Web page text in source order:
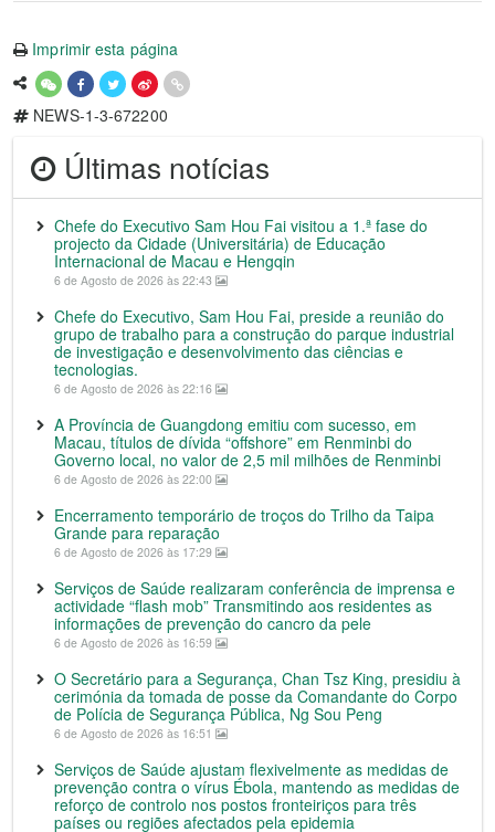
Imprimir esta página
NEWS-1-3-672200
Últimas notícias
Chefe do Executivo Sam Hou Fai visitou a 1.ª fase do
projecto da Cidade (Universitária) de Educação
Internacional de Macau e Hengqin
6 de Agosto de 2026 às 22:43
Chefe do Executivo, Sam Hou Fai, preside a reunião do
grupo de trabalho para a construção do parque industrial
de investigação e desenvolvimento das ciências e
tecnologias.
6 de Agosto de 2026 às 22:16
A Província de Guangdong emitiu com sucesso, em
Macau, títulos de dívida “offshore” em Renminbi do
Governo local, no valor de 2,5 mil milhões de Renminbi
6 de Agosto de 2026 às 22:00
Encerramento temporário de troços do Trilho da Taipa
Grande para reparação
6 de Agosto de 2026 às 17:29
Serviços de Saúde realizaram conferência de imprensa e
actividade “flash mob” Transmitindo aos residentes as
informações de prevenção do cancro da pele
6 de Agosto de 2026 às 16:59
O Secretário para a Segurança, Chan Tsz King, presidiu à
cerimónia da tomada de posse da Comandante do Corpo
de Polícia de Segurança Pública, Ng Sou Peng
6 de Agosto de 2026 às 16:51
Serviços de Saúde ajustam flexivelmente as medidas de
prevenção contra o vírus Ébola, mantendo as medidas de
reforço de controlo nos postos fronteiriços para três
países ou regiões afectados pela epidemia